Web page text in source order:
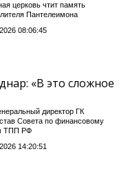
церковь чтит память
Пантелеимона
08:06:45
«В это сложное
директор ГК
Совета по финансовому
ТПП РФ
14:20:51